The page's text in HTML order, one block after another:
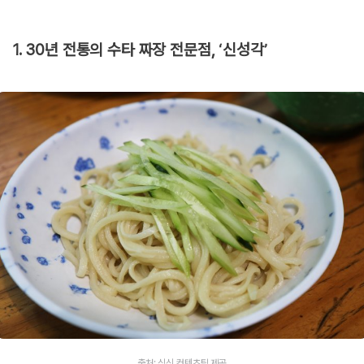
1. 30년 전통의 수타 짜장 전문점, ‘신성각’